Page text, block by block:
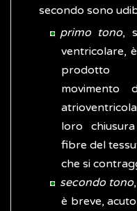
secondo sono
primo tono,
ventricolare,
prodotto
movimento
loro
fibre del
che si
secondo tono
è breve,